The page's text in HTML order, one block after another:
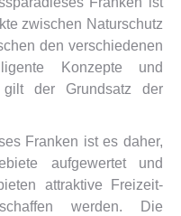
zwischen Naturschutz
den verschiedenen
Konzepte und
der Grundsatz der
Franken ist es daher,
aufgewertet und
attraktive Freizeit-
werden. Die